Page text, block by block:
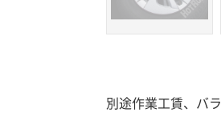
別途作業工賃、バ